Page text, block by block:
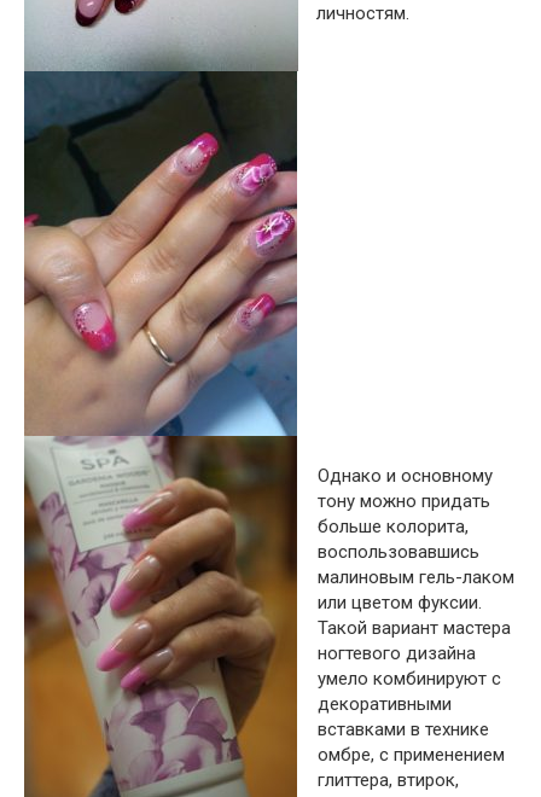
личностям.
Однако и основному
тону можно придать
больше колорита,
воспользовавшись
малиновым гель-лаком
или цветом фуксии.
Такой вариант мастера
ногтевого дизайна
умело комбинируют с
декоративными
вставками в технике
омбре, с применением
глиттера, втирок,